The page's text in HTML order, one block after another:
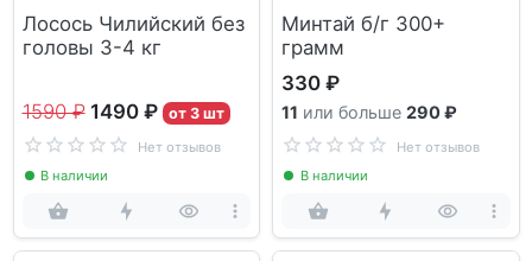
Лосось Чилийский без
головы 3-4 кг
1590 ₽ 1490 ₽ от 3 шт
Нет отзывов
В наличии
Минтай б/г 300+
грамм
330 ₽
11 или больше 290 ₽
Нет отзывов
В наличии